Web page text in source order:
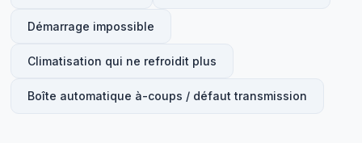
Démarrage impossible
Climatisation qui ne refroidit plus
Boîte automatique à-coups / défaut transmission